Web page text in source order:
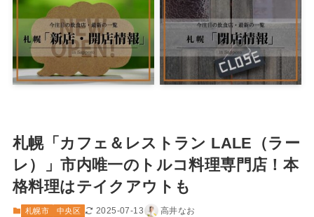
札幌「カフェ＆レストラン LALE（ラー
レ）」市内唯一のトルコ料理専門店！本
格料理はテイクアウトも
札幌市 中央区 2025-07-13 高井なお